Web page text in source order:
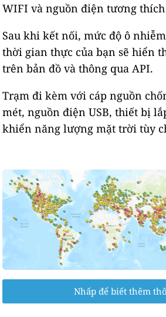
WIFI và nguồn điện tương thích
Sau khi kết nối, mức độ ô
thời gian thực của bạn sẽ hiển
trên bản đồ và thông qua API.
Trạm đi kèm với cáp nguồn
mét, nguồn điện USB, thiết bị
khiển năng lượng mặt trời tùy
Nhấp để biết thêm